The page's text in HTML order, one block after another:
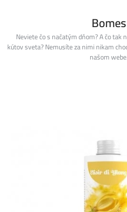
Bomes
Neviete čo s načatým dňom? A čo tak
kútov sveta? Nemusíte za nimi nikam
našom webe.